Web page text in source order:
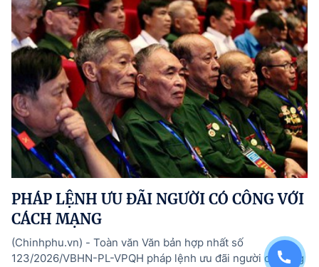
PHÁP LỆNH ƯU ĐÃI NGƯỜI CÓ CÔNG VỚI
CÁCH MẠNG
(Chinhphu.vn) - Toàn văn Văn bản hợp nhất số
123/2026/VBHN-PL-VPQH pháp lệnh ưu đãi người có công